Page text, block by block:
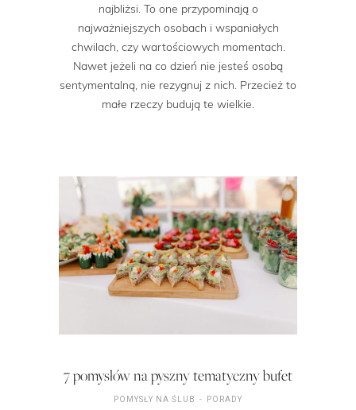
najbliżsi. To one przypominają o
najważniejszych osobach i wspaniałych
chwilach, czy wartościowych momentach.
Nawet jeżeli na co dzień nie jesteś osobą
sentymentalną, nie rezygnuj z nich. Przecież to
małe rzeczy budują te wielkie.
7 pomysłów na pyszny tematyczny bufet
POMYSŁY NA ŚLUB PORADY